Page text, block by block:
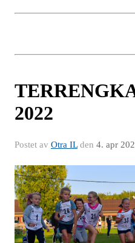
2022
Postet av Otra ILden 4. apr